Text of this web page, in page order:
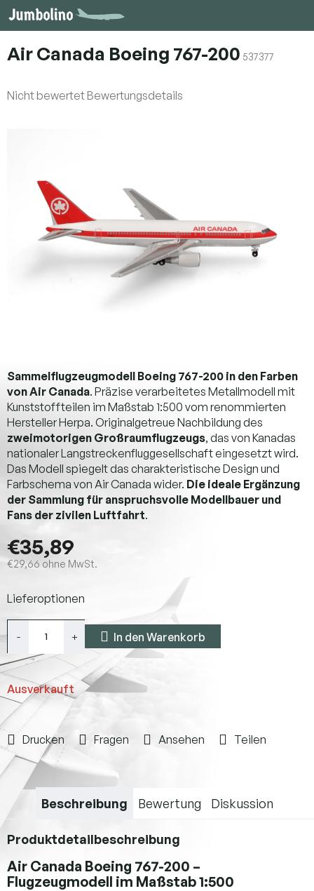
Zum
Inhalt
Air Canada Boeing 767-200 537377
Die
Sternen.
Nicht bewertet Bewertungsdetails
€35,89
€29,66 ohne MwSt.
Ausverkauft
Lieferoptionen
In den Warenkorb
Sammelflugzeugmodell Boeing 767-200 in den Farben
von Air Canada. Präzise verarbeitetes Metallmodell mit
Kunststoffteilen im Maßstab 1:500 vom renommierten
Hersteller Herpa. Originalgetreue Nachbildung des
zweimotorigen Großraumflugzeugs, das von Kanadas
nationaler Langstreckenfluggesellschaft eingesetzt wird.
Das Modell spiegelt das charakteristische Design und
Farbschema von Air Canada wider. Die ideale Ergänzung
der Sammlung für anspruchsvolle Modellbauer und
Fans der zivilen Luftfahrt.
Drucken Fragen Ansehen Teilen
Beschreibung Bewertung Diskussion
Produktdetailbeschreibung
Air Canada Boeing 767-200 –
Flugzeugmodell im Maßstab 1:500